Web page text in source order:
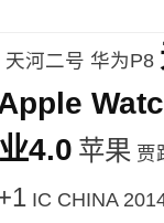
天河二号 华为P8
4.0 苹果 贾
IC CHINA